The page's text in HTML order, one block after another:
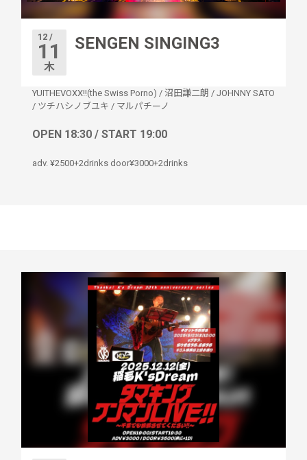
12 /
11
木
SENGEN SINGING3
YUITHEVOXX!!(the Swiss Porno) / 沼田謙二朗 / JOHNNY SATO
/ ツチハシノブユキ / マルパチーノ
OPEN 18:30 / START 19:00
adv. ¥2500+2drinks door¥3000+2drinks